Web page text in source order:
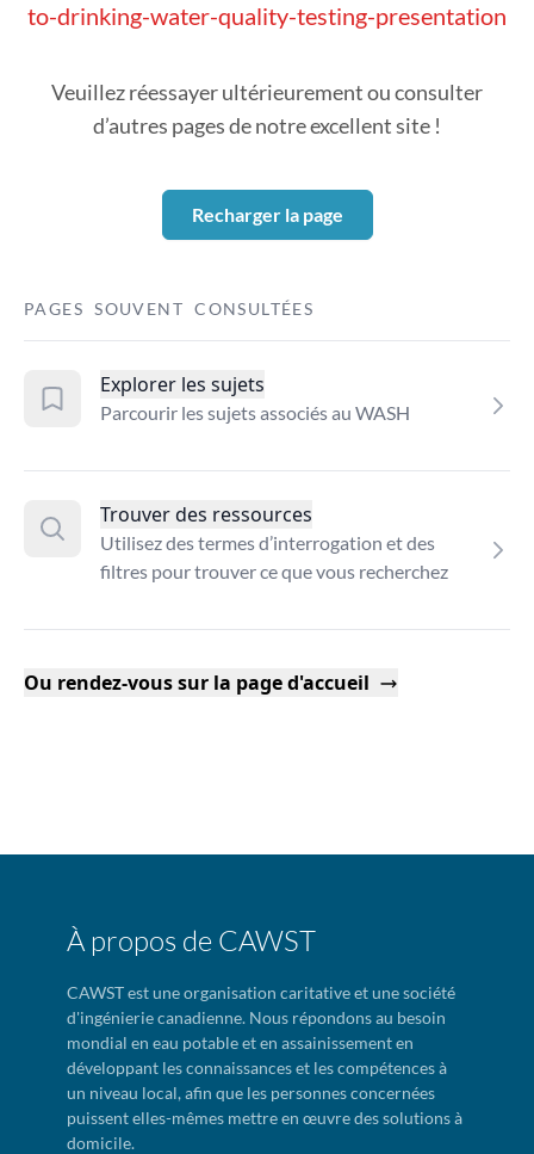
to-drinking-water-quality-testing-presentation
Veuillez réessayer ultérieurement ou consulter
d’autres pages de notre excellent site !
Recharger la page
PAGES SOUVENT CONSULTÉES
Explorer les sujets
Parcourir les sujets associés au WASH
Trouver des ressources
Utilisez des termes d’interrogation et des
filtres pour trouver ce que vous recherchez
Ou rendez-vous sur la page d'accueil
À propos de CAWST
CAWST est une organisation caritative et une société
d'ingénierie canadienne. Nous répondons au besoin
mondial en eau potable et en assainissement en
développant les connaissances et les compétences à
un niveau local, afin que les personnes concernées
puissent elles-mêmes mettre en œuvre des solutions à
domicile.